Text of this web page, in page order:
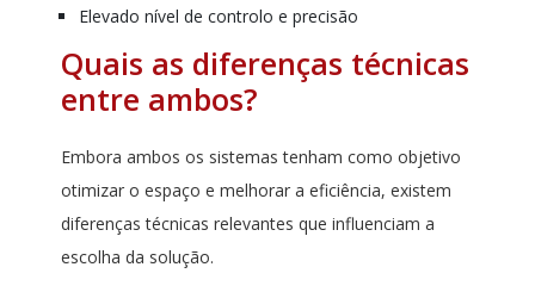
Elevado nível de controlo e precisão
Quais as diferenças técnicas
entre ambos?
Embora ambos os sistemas tenham como objetivo
otimizar o espaço e melhorar a eficiência, existem
diferenças técnicas relevantes que influenciam a
escolha da solução.